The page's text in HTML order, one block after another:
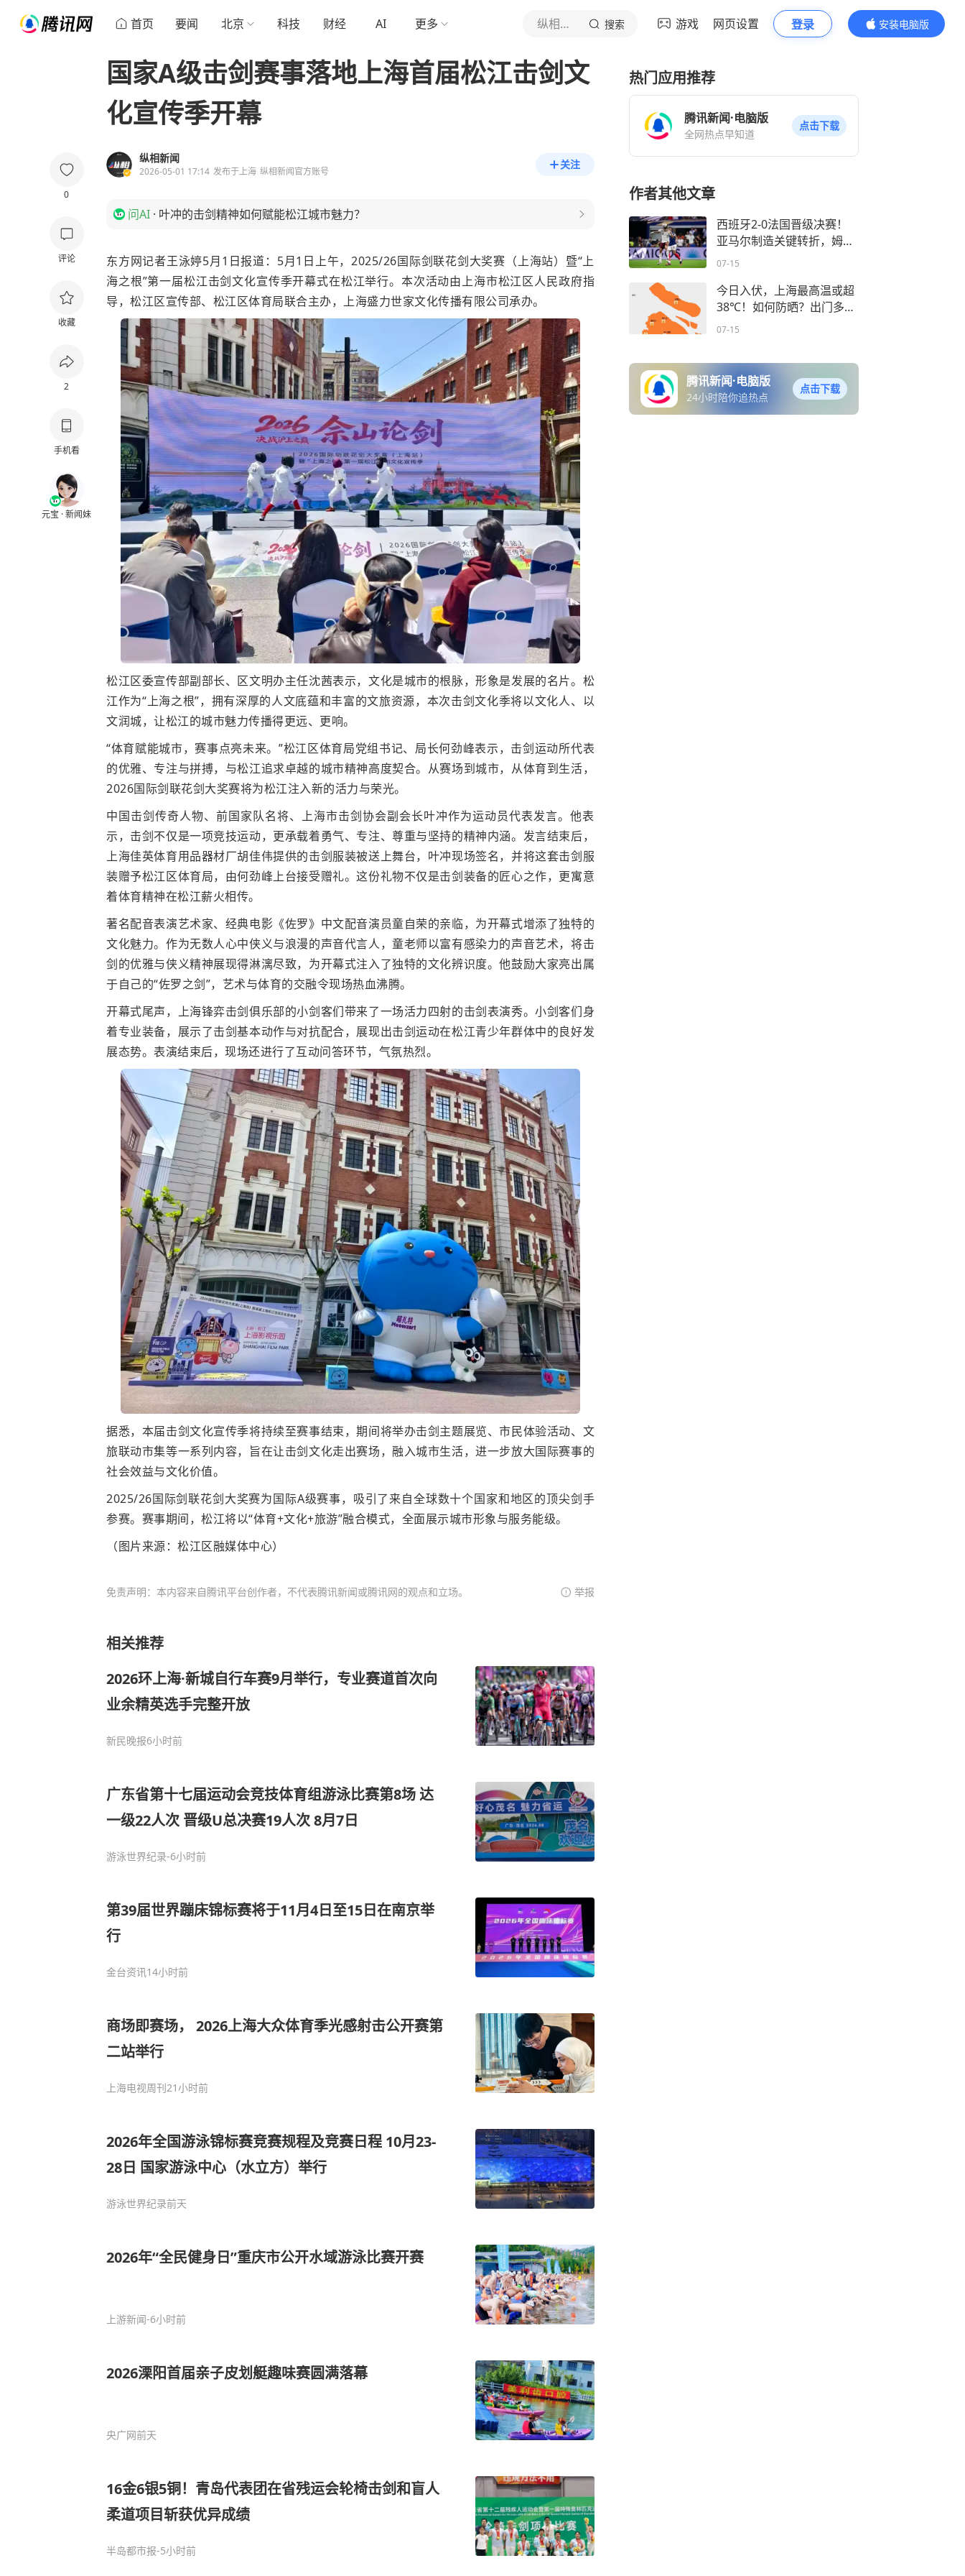
首页 要闻 北京 科技 财经 AI 更多 纵相新闻 搜索 游戏 网页设置 登录
安装电脑版
内容更精彩
0
评论
收藏
2
手机看
元宝 · 新闻妹
国家A级击剑赛事落地上海首届松江击剑文
化宣传季开幕
纵相新闻
2026-05-01 17:14 发布于上海 纵相新闻官方账号
关注
问AI · 叶冲的击剑精神如何赋能松江城市魅力？
东方网记者王泳婷5月1日报道：5月1日上午，2025/26国际剑联花剑大奖赛（上海站）暨“上
海之根”第一届松江击剑文化宣传季开幕式在松江举行。本次活动由上海市松江区人民政府指
导，松江区宣传部、松江区体育局联合主办，上海盛力世家文化传播有限公司承办。
松江区委宣传部副部长、区文明办主任沈茜表示，文化是城市的根脉，形象是发展的名片。松
江作为“上海之根”，拥有深厚的人文底蕴和丰富的文旅资源，本次击剑文化季将以文化人、以
文润城，让松江的城市魅力传播得更远、更响。
“体育赋能城市，赛事点亮未来。”松江区体育局党组书记、局长何劲峰表示，击剑运动所代表
的优雅、专注与拼搏，与松江追求卓越的城市精神高度契合。从赛场到城市，从体育到生活，
2026国际剑联花剑大奖赛将为松江注入新的活力与荣光。
中国击剑传奇人物、前国家队名将、上海市击剑协会副会长叶冲作为运动员代表发言。他表
示，击剑不仅是一项竞技运动，更承载着勇气、专注、尊重与坚持的精神内涵。发言结束后，
上海佳英体育用品器材厂胡佳伟提供的击剑服装被送上舞台，叶冲现场签名，并将这套击剑服
装赠予松江区体育局，由何劲峰上台接受赠礼。这份礼物不仅是击剑装备的匠心之作，更寓意
着体育精神在松江薪火相传。
著名配音表演艺术家、经典电影《佐罗》中文配音演员童自荣的亲临，为开幕式增添了独特的
文化魅力。作为无数人心中侠义与浪漫的声音代言人，童老师以富有感染力的声音艺术，将击
剑的优雅与侠义精神展现得淋漓尽致，为开幕式注入了独特的文化辨识度。他鼓励大家亮出属
于自己的“佐罗之剑”，艺术与体育的交融令现场热血沸腾。
开幕式尾声，上海锋弈击剑俱乐部的小剑客们带来了一场活力四射的击剑表演秀。小剑客们身
着专业装备，展示了击剑基本动作与对抗配合，展现出击剑运动在松江青少年群体中的良好发
展态势。表演结束后，现场还进行了互动问答环节，气氛热烈。
据悉，本届击剑文化宣传季将持续至赛事结束，期间将举办击剑主题展览、市民体验活动、文
旅联动市集等一系列内容，旨在让击剑文化走出赛场，融入城市生活，进一步放大国际赛事的
社会效益与文化价值。
2025/26国际剑联花剑大奖赛为国际A级赛事，吸引了来自全球数十个国家和地区的顶尖剑手
参赛。赛事期间，松江将以“体育+文化+旅游”融合模式，全面展示城市形象与服务能级。
（图片来源：松江区融媒体中心）
免责声明：本内容来自腾讯平台创作者，不代表腾讯新闻或腾讯网的观点和立场。 举报
相关推荐
2026环上海·新城自行车赛9月举行，专业赛道首次向
业余精英选手完整开放
新民晚报6小时前
广东省第十七届运动会竞技体育组游泳比赛第8场 达
一级22人次 晋级U总决赛19人次 8月7日
游泳世界纪录-6小时前
第39届世界蹦床锦标赛将于11月4日至15日在南京举
行
金台资讯14小时前
商场即赛场， 2026上海大众体育季光感射击公开赛第
二站举行
上海电视周刊21小时前
2026年全国游泳锦标赛竞赛规程及竞赛日程 10月23-
28日 国家游泳中心（水立方）举行
游泳世界纪录前天
2026年“全民健身日”重庆市公开水域游泳比赛开赛
上游新闻-6小时前
2026溧阳首届亲子皮划艇趣味赛圆满落幕
央广网前天
16金6银5铜！青岛代表团在省残运会轮椅击剑和盲人
柔道项目斩获优异成绩
半岛都市报-5小时前
热门应用推荐
腾讯新闻·电脑版
全网热点早知道
点击下载
作者其他文章
西班牙2-0法国晋级决赛！
亚马尔制造关键转折，姆巴
佩0射正
07-15
今日入伏，上海最高温或超
38℃！如何防晒？出门多穿
红色衣服！
07-15
腾讯新闻·电脑版
24小时陪你追热点
点击下载